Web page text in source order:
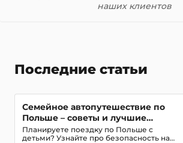
наших клиентов
Последние статьи
Семейное автопутешествие по
Польше – советы и лучшие
маршруты с детьми
Планируете поездку по Польше с
детьми? Узнайте про безопасность на